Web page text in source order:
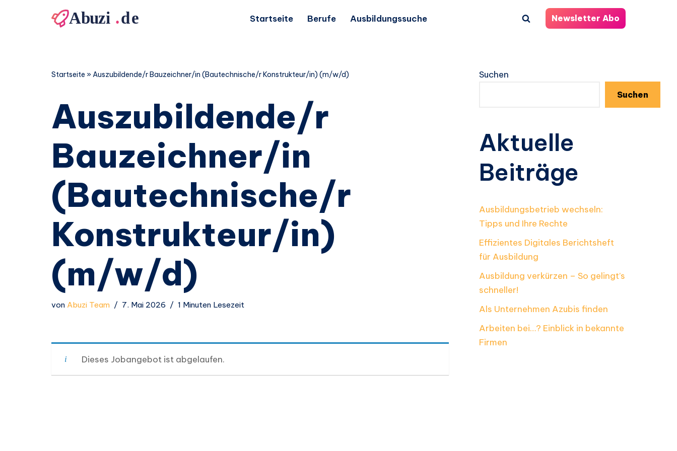
Startseite Berufe Ausbildungssuche Newsletter Abo
Startseite »Auszubildende/r Bauzeichner/in (Bautechnische/r Konstrukteur/in) (m/w/d)
Auszubildende/r
Bauzeichner/in
(Bautechnische/r
Konstrukteur/in)
(m/w/d)
von Abuzi Team 7. Mai 2026 1 Minuten Lesezeit
Dieses Jobangebot ist abgelaufen.
Suchen
Suchen
Aktuelle
Beiträge
Ausbildungsbetrieb wechseln:
Tipps und Ihre Rechte
Effizientes Digitales Berichtsheft
für Ausbildung
Ausbildung verkürzen – So gelingt’s
schneller!
Als Unternehmen Azubis finden
Arbeiten bei…? Einblick in bekannte
Firmen